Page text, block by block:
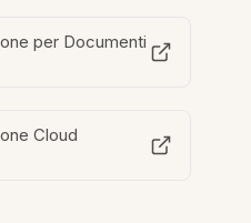
per Documenti
Cloud